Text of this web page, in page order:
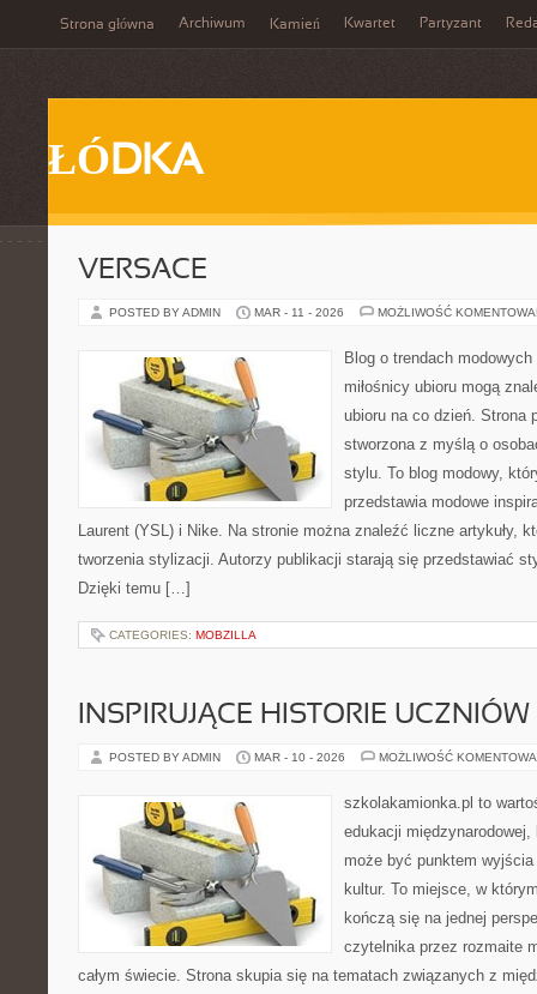
Strona główna Archiwum Kamień Kwartet Partyzant
ŁÓDKA
VERSACE
POSTED BY ADMIN MAR - 11 - 2026 MOŻLIWOŚĆ
Blog o trendach
miłośnicy ubioru mogą
ubioru na co dzień. Strona
stworzona z myślą o
stylu. To blog modowy,
przedstawia modowe
Laurent (YSL) i Nike. Na stronie można znaleźć liczne artykuły,
tworzenia stylizacji. Autorzy publikacji starają się przedstawiać
Dzięki temu […]
CATEGORIES: MOBZILLA
INSPIRUJĄCE HISTORIE
POSTED BY ADMIN MAR - 10 - 2026 MOŻLIWOŚĆ
szkolakamionka.pl to
edukacji
może być punktem
kultur. To miejsce, w
kończą się na jednej
czytelnika przez rozmaite
całym świecie. Strona skupia się na tematach związanych z